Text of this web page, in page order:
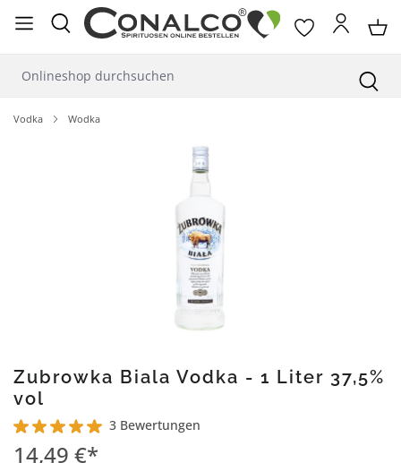
springen
Vodka Wodka
Zubrowka Biala Vodka - 1 Liter 37,5%
vol
Durchschnittliche Bewertung von 5 von 5 Sternen
3 Bewertungen
14,49 €*